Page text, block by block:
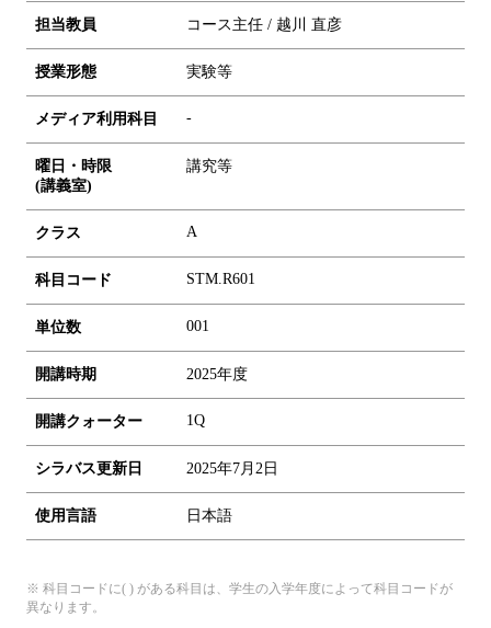
担当教員 コース主任 / 越川 直彦
授業形態 実験等
メディア利用科目 -
曜日・時限
(講義室)
講究等
クラス A
科目コード STM.R601
単位数 001
開講時期 2025年度
開講クォーター 1Q
シラバス更新日 2025年7月2日
使用言語 日本語
※ 科目コードに( ) がある科目は、学生の入学年度によって科目コードが
異なります。